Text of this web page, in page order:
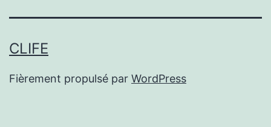
CLIFE
Fièrement propulsé par WordPress